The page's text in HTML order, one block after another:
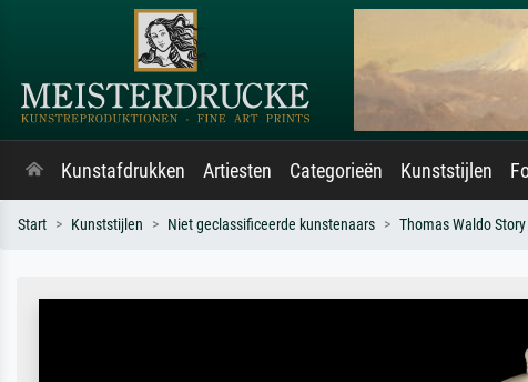
Kunstafdrukken Artiesten Categorieën Kunststijlen
Start Kunststijlen Niet geclassificeerde kunstenaars Thomas Waldo Story